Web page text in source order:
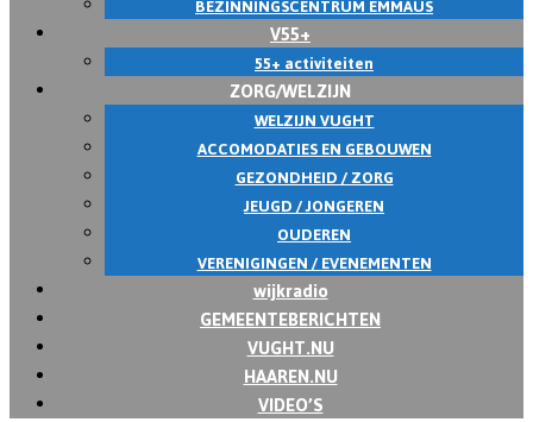
V55+
55+ activiteiten
ZORG/WELZIJN
WELZIJN VUGHT
ACCOMODATIES EN GEBOUWEN
GEZONDHEID / ZORG
JEUGD / JONGEREN
OUDEREN
VERENIGINGEN / EVENEMENTEN
wijkradio
GEMEENTEBERICHTEN
VUGHT.NU
HAAREN.NU
VIDEO’S